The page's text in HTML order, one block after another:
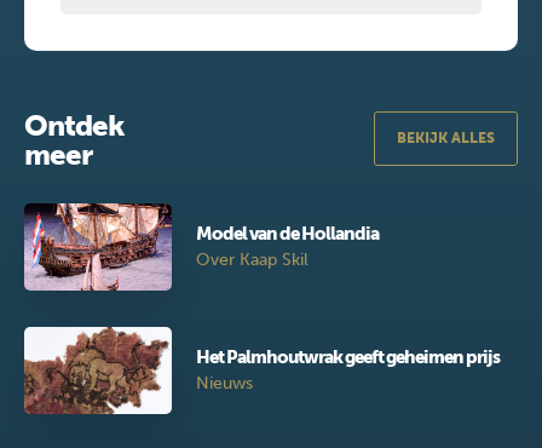
Ontdek
meer
BEKIJK ALLES
Model van de Hollandia
Over Kaap Skil
Het Palmhoutwrak geeft geheimen prijs
Nieuws